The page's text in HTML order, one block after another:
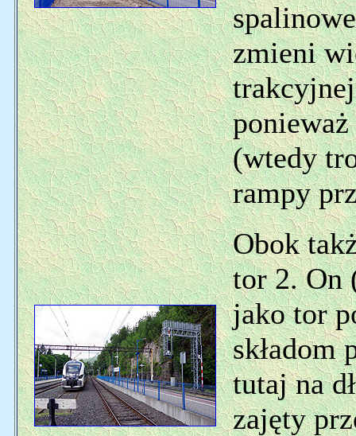
zmieni
(wtedy
rampy
Obok
tor 2. On
jako tor
składom
tutaj na
zajęty